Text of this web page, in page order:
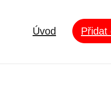
Úvod Přidat